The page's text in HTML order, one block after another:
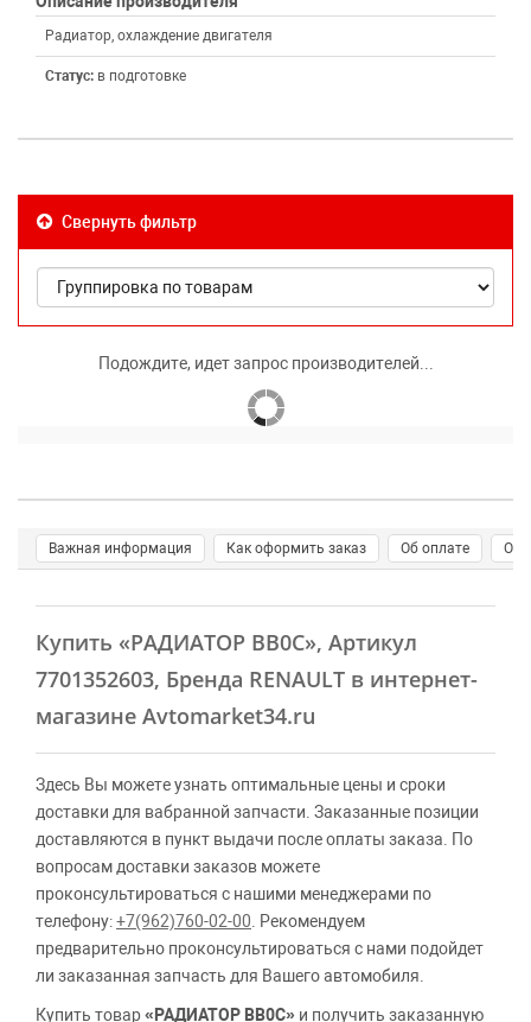
Радиатор, охлаждение двигателя
Статус: в подготовке
Свернуть фильтр
Подождите, идет запрос производителей...
Важная информация Как оформить заказ Об оплате О
Купить «РАДИАТОР BB0C», Артикул
7701352603, Бренда RENAULT в интернет-
магазине Avtomarket34.ru
Здесь Вы можете узнать оптимальные цены и сроки
доставки для вабранной запчасти. Заказанные позиции
доставляются в пункт выдачи после оплаты заказа. По
вопросам доставки заказов можете
проконсультироваться с нашими менеджерами по
телефону:+7(962)760-02-00 . Рекомендуем
предварительно проконсультироваться с нами подойдет
ли заказанная запчасть для Вашего автомобиля.
Купить товар«РАДИАТОР BB0C» и получить заказанную